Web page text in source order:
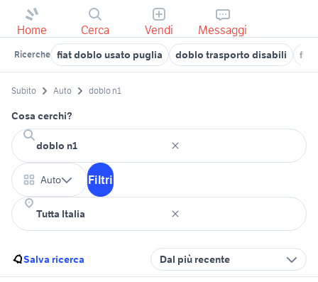
Home Cerca Vendi Messaggi
Ricerche fiat doblo usato puglia doblo trasporto disabili fiat
Subito Auto doblo n1
Cosa cerchi?
Auto Filtri
Salva ricerca Dal più recente